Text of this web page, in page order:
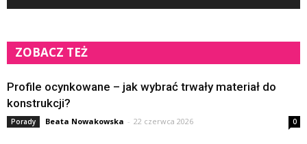
ZOBACZ TEŻ
Profile ocynkowane – jak wybrać trwały materiał do
konstrukcji?
Porady Beata Nowakowska - 22 czerwca 2026 0